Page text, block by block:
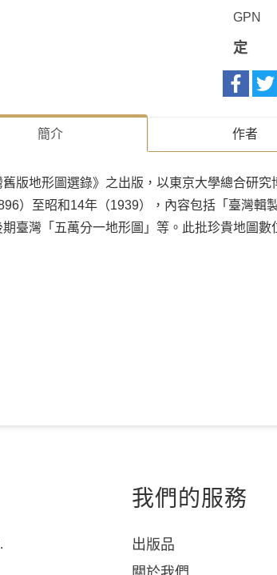
GPN
定
簡介 作者
舊版地形圖選錄》之出版，以東京大學總合研
）至昭和14年（1939），內容包括「臺灣輯
期臺灣「五萬分一地形圖」等。此批珍貴地圖
我們的服務
出版品